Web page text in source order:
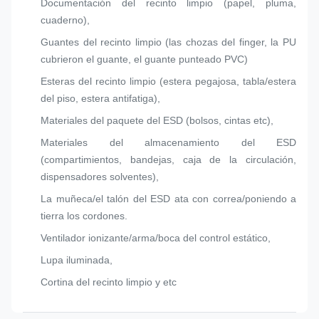
Documentación del recinto limpio (papel, pluma,
cuaderno),
Guantes del recinto limpio (las chozas del finger, la PU
cubrieron el guante, el guante punteado PVC)
Esteras del recinto limpio (estera pegajosa, tabla/estera
del piso, estera antifatiga),
Materiales del paquete del ESD (bolsos, cintas etc),
Materiales del almacenamiento del ESD
(compartimientos, bandejas, caja de la circulación,
dispensadores solventes),
La muñeca/el talón del ESD ata con correa/poniendo a
tierra los cordones.
Ventilador ionizante/arma/boca del control estático,
Lupa iluminada,
Cortina del recinto limpio y etc